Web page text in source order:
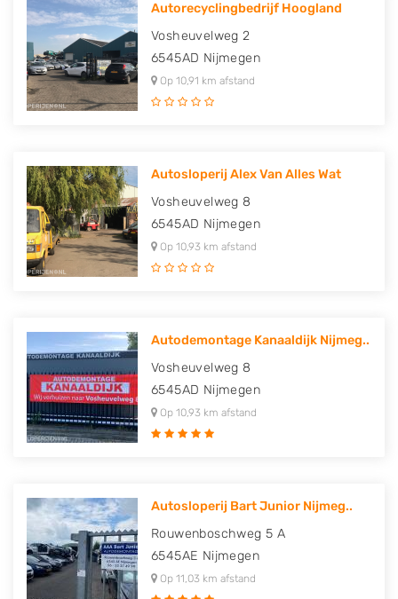
Autorecyclingbedrijf Hoogland
Vosheuvelweg 2
6545AD Nijmegen
Op 10,91 km afstand
Autosloperij Alex Van Alles Wat
Vosheuvelweg 8
6545AD Nijmegen
Op 10,93 km afstand
Autodemontage Kanaaldijk Nijmeg..
Vosheuvelweg 8
6545AD Nijmegen
Op 10,93 km afstand
Autosloperij Bart Junior Nijmeg..
Rouwenboschweg 5 A
6545AE Nijmegen
Op 11,03 km afstand